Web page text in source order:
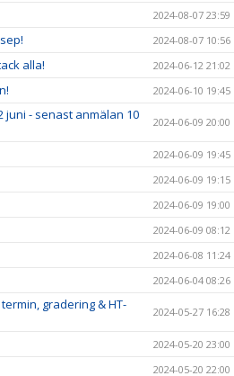
2024-08-07 23:59
2024-08-07 10:56
alla! 2024-06-12 21:02
2024-06-10 19:45
juni - senast anmälan 10
2024-06-09 20:00
2024-06-09 19:45
2024-06-09 19:15
2024-06-09 19:00
2024-06-09 08:12
2024-06-08 11:24
2024-06-04 08:26
gradering & HT-
2024-05-27 16:28
2024-05-20 23:00
2024-05-20 22:00